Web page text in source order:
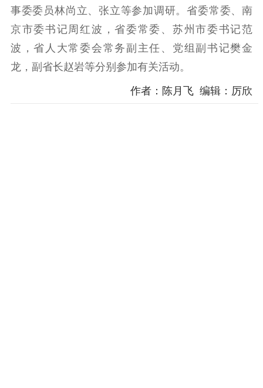
紫金人才 职称评审
数据资源
公共服务
新闻出版
作品著作权
事委委员林尚立、张立等参加调研。省委常委、南
京市委书记周红波，省委常委、苏州市委书记范
波，省人大常委会常务副主任、党组副书记樊金
龙，副省长赵岩等分别参加有关活动。
作者：陈月飞 编辑：厉欣